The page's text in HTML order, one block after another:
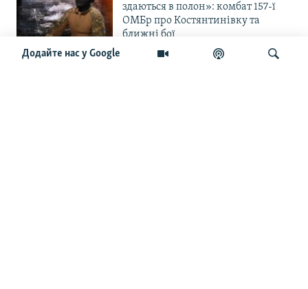
Додайте нас у Google
здаються в полон»: комбат 157-ї
ОМБр про Костянтинівку та
ближні бої